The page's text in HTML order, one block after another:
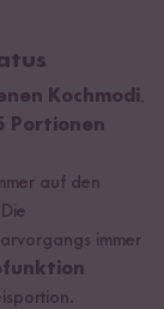
Kochmodi,
Portionen
auf den
immer